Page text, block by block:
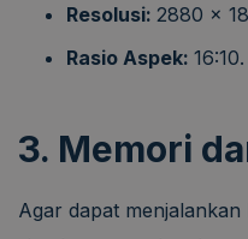
Resolusi: 2880 x
Rasio Aspek: 16:10.
3. Memori
Agar dapat